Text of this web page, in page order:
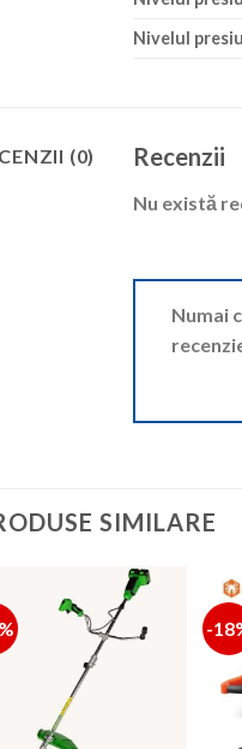
Nivelul
(0) Recenzii
Nu există
Numai
SIMILARE
-